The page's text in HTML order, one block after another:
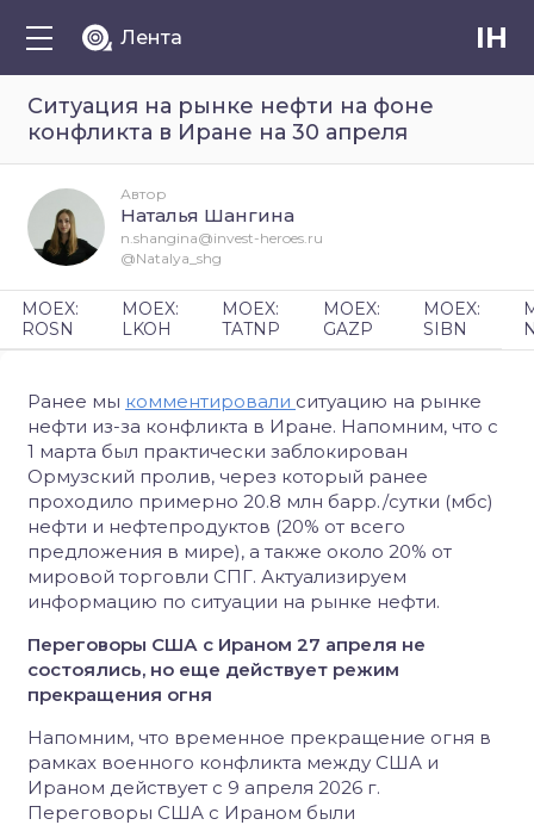
Лента IH
Ситуация на рынке нефти на фоне
конфликта в Иране на 30 апреля
Ранее мы комментировали ситуацию на рынке
нефти из-за конфликта в Иране. Напомним, что с
1 марта был практически заблокирован
Ормузский пролив, через который ранее
проходило примерно 20.8 млн барр./сутки (мбс)
нефти и нефтепродуктов (20% от всего
предложения в мире), а также около 20% от
мировой торговли СПГ. Актуализируем
информацию по ситуации на рынке нефти.
Переговоры США с Ираном 27 апреля не
состоялись, но еще действует режим
прекращения огня
Напомним, что временное прекращение огня в
рамках военного конфликта между США и
Ираном действует с 9 апреля 2026 г.
Переговоры США с Ираном были
Автор
Наталья Шангина
n.shangina@invest-heroes.ru
@Natalya_shg
MOEX:
ROSN
MOEX:
LKOH
MOEX:
TATNP
MOEX:
GAZP
MOEX:
SIBN